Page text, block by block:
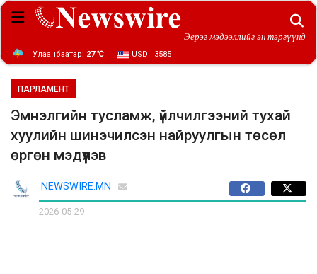
Эерэг мэдээллийг эн тэргүүнд
Улаанбаатар: 27 ℃ USD | 3585
ПАРЛАМЕНТ
Эмнэлгийн тусламж, үйлчилгээний тухай
хуулийн шинэчилсэн найруулгын төсөл
өргөн мэдүүлэв
NEWSWIRE.MN
2026-05-29